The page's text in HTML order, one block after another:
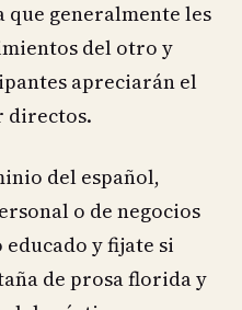
que generalmente les
del otro y
apreciarán el
directos.
del español,
o de negocios
y fijate si
de prosa florida y